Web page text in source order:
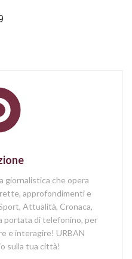
giornalistica che opera
approfondimenti e
Attualità, Cronaca,
portata di telefonino, per
e interagire! URBAN
sulla tua città!